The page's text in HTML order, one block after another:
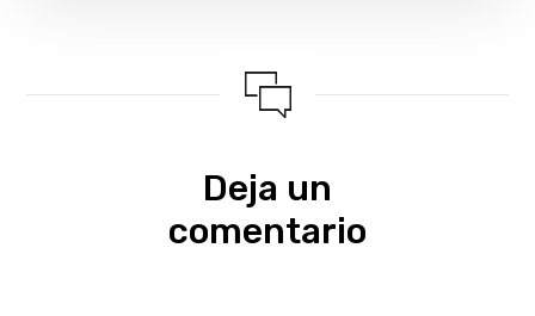
Deja un
comentario